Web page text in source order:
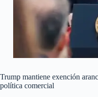
Trump mantiene exención
política comercial